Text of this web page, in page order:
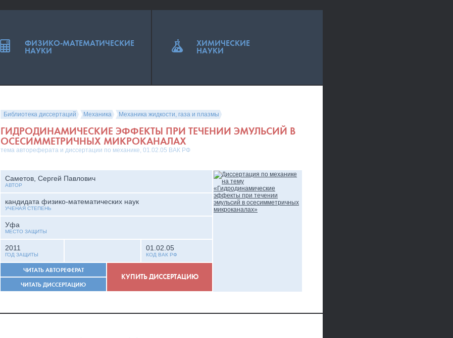
Библиотека диссертаций Механика Механика жидкости, газа и плазмы
ГИДРОДИНАМИЧЕСКИЕ ЭФФЕКТЫ ПРИ ТЕЧЕНИИ ЭМУЛЬСИЙ В
ОСЕСИММЕТРИЧНЫХ МИКРОКАНАЛАХ
тема автореферата и диссертации по механике, 01.02.05 ВАК РФ
Саметов, Сергей Павлович
АВТОР
кандидата физико-математических наук
УЧЕНАЯ СТЕПЕНЬ
Уфа
МЕСТО ЗАЩИТЫ
2011
ГОД ЗАЩИТЫ
01.02.05
КОД ВАК РФ
ЧИТАТЬ АВТОРЕФЕРАТ
ЧИТАТЬ ДИССЕРТАЦИЮ
КУПИТЬ ДИССЕРТАЦИЮ
ФИЗИКО-МАТЕМАТИЧЕСКИЕ
НАУКИ
ХИМИЧЕСКИЕ
НАУКИ